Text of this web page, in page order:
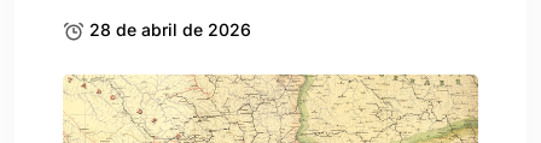
28 de abril de 2026